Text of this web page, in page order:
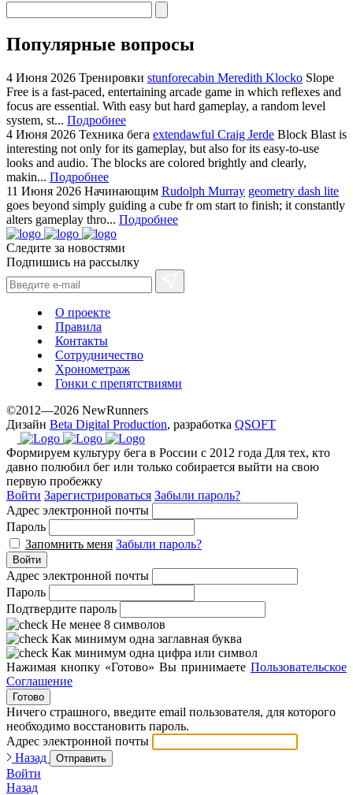
Популярные вопросы
4 Июня 2026 Тренировки stunforecabin Meredith Klocko Slope
Free is a fast-paced, entertaining arcade game in which reflexes and
focus are essential. With easy but hard gameplay, a random level
system, st... Подробнее
4 Июня 2026 Техника бега extendawful Craig Jerde Block Blast is
interesting not only for its gameplay, but also for its easy-to-use
looks and audio. The blocks are colored brightly and clearly,
makin... Подробнее
11 Июня 2026 Начинающим Rudolph Murray geometry dash lite
goes beyond simply guiding a cube fr om start to finish; it constantly
alters gameplay thro... Подробнее
Следите за новостями
Подпишись на рассылку
О проекте
Правила
Контакты
Сотрудничество
Хронометраж
Гонки с препятствиями
©2012—2026 NewRunners
Дизайн Beta Digital Production, разработка QSOFT
Формируем культуру бега в России с 2012 года Для тех, кто
давно полюбил бег или только собирается выйти на свою
первую пробежку
Войти Зарегистрироваться Забыли пароль?
Адрес электронной почты
Пароль
Запомнить меня Забыли пароль?
Войти
Адрес электронной почты
Пароль
Подтвердите пароль
Не менее 8 символов
Как минимум одна заглавная буква
Как минимум одна цифра или символ
Нажимая кнопку «Готово» Вы принимаете Пользовательское
Соглашение
Готово
Ничего страшного, введите email пользователя, для которого
необходимо восстановить пароль.
Адрес электронной почты
Назад
Отправить
Войти
Назад